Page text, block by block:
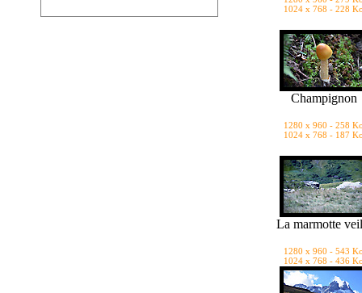
1024 x 768 - 228
Champignon
1280 x 960 - 258
1024 x 768 - 187
La marmotte
1280 x 960 - 543
1024 x 768 - 436